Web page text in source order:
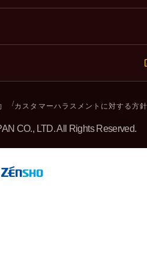
カスタマーハラスメントに対する方針
CO., LTD. All Rights Reserved.